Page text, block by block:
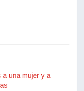
a una mujer y a